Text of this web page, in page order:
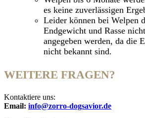
es keine zuverlässigen
Leider können bei Welpen
Endgewicht und Rasse
angegeben werden, da die
nicht bekannt sind.
WEITERE FRAGEN?
Kontaktiere uns:
Email: info@zorro-dogsavior.de